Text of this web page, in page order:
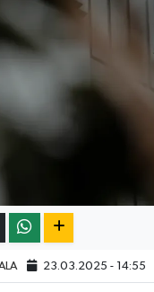
23.03.2025 - 14:55